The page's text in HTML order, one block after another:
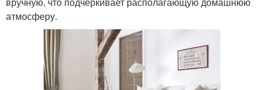
атмосферу.